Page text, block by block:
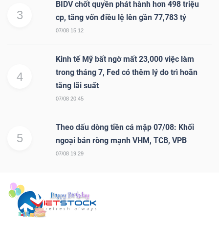
3
BIDV chốt quyền phát hành hơn 498 triệu
cp, tăng vốn điều lệ lên gần 77,783 tỷ
07/08 15:12
4
Kinh tế Mỹ bất ngờ mất 23,000 việc làm
trong tháng 7, Fed có thêm lý do trì hoãn
tăng lãi suất
07/08 20:45
5
Theo dấu dòng tiền cá mập 07/08: Khối
ngoại bán ròng mạnh VHM, TCB, VPB
07/08 19:29